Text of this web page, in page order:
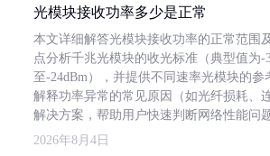
光模块接收功率多少是正常
本文详细解答光模块接收功率的正常范围
点分析千兆光模块的收光标准（典型值为-
至-24dBm），并提供不同速率光模块的参
解释功率异常的常见原因（如光纤损耗、
解决方案，帮助用户快速判断网络性能问题
2026年8月4日